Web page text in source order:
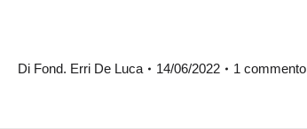
Di Fond. Erri De Luca 14/06/2022 1 commento